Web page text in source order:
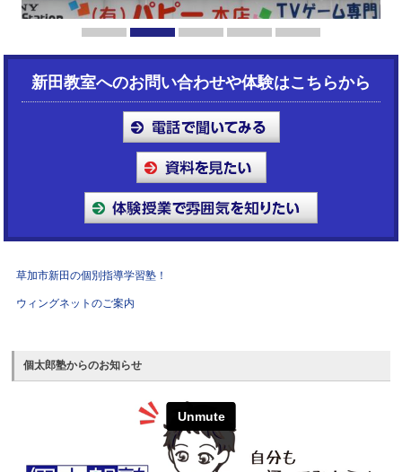
1 2 3 4
新田教室へのお問い合わせや体験はこちらから
草加市新田の個別指導学習塾！
ウィングネットのご案内
個太郎塾からのお知らせ